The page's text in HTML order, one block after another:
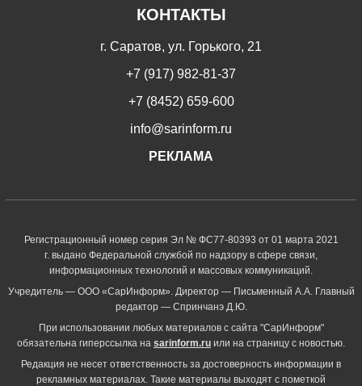
КОНТАКТЫ
г. Саратов, ул. Горького, 21
+7 (917) 982-81-37
+7 (8452) 659-600
info@sarinform.ru
РЕКЛАМА
Регистрационный номер серия Эл № ФС77-80393 от 01 марта 2021
г. выдано Федеральной службой по надзору в сфере связи,
информационных технологий и массовых коммуникаций.
Учредитель — ООО «СарИнформ». Директор — Письменный А.А. Главный
редактор — Спринчанэ Д.Ю.
При использовании любых материалов с сайта "СарИнформ"
обязательна гиперссылка на sarinform.ru или на страницу с новостью.
Редакция не несет ответственность за достоверность информации в
рекламных материалах. Такие материалы выходят с пометкой